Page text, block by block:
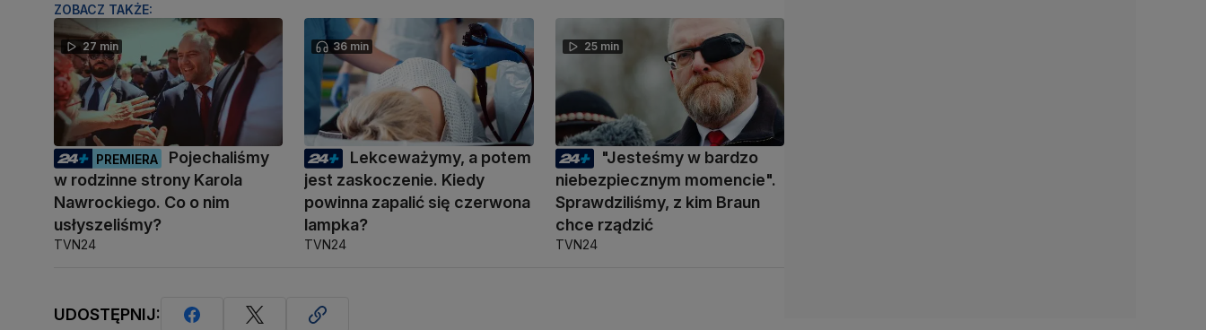
ZOBACZ TAKŻE:
27 min
PREMIERA
Pojechaliśmy
w rodzinne strony Karola
Nawrockiego. Co o nim
usłyszeliśmy?
TVN24
36 min
Lekceważymy, a potem
jest zaskoczenie. Kiedy
powinna zapalić się czerwona
lampka?
TVN24
25 min
"Jesteśmy w bardzo
niebezpiecznym momencie".
Sprawdziliśmy, z kim Braun
chce rządzić
TVN24
UDOSTĘPNIJ: